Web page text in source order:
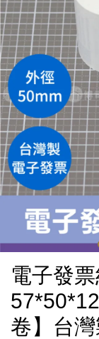
電子發
卷】台灣